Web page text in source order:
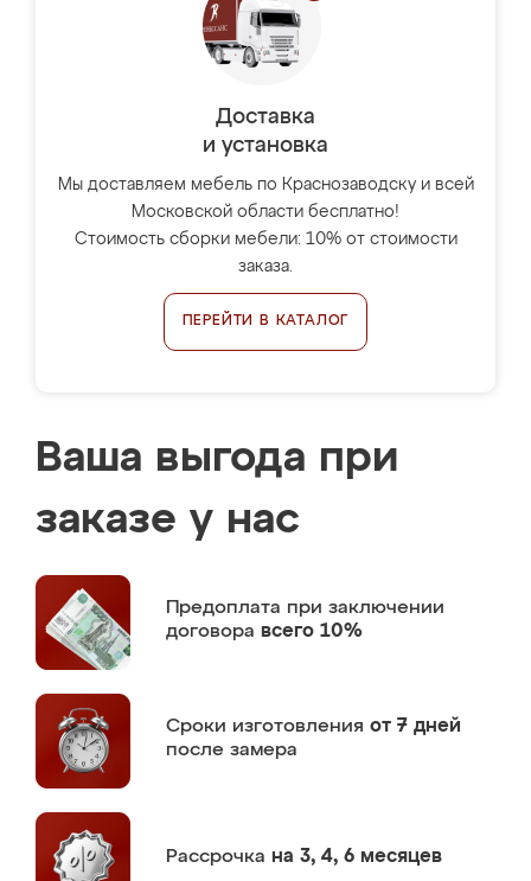
Доставка
и установка
Мы доставляем мебель по Краснозаводску и всей
Московской области бесплатно!
Стоимость сборки мебели: 10% от стоимости
заказа.
ПЕРЕЙТИ В КАТАЛОГ
Ваша выгода при
заказе у нас
Предоплата при заключении
договора всего 10%
Сроки изготовления от 7 дней
после замера
Рассрочка на 3, 4, 6 месяцев